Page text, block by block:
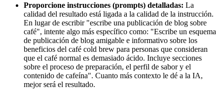
Proporcione instrucciones (prompts) detalladas: La
calidad del resultado está ligada a la calidad de la instrucción.
En lugar de escribir "escribe una publicación de blog sobre
café", intente algo más específico como: "Escribe un esquema
de publicación de blog amigable e informativo sobre los
beneficios del café cold brew para personas que consideran
que el café normal es demasiado ácido. Incluye secciones
sobre el proceso de preparación, el perfil de sabor y el
contenido de cafeína". Cuanto más contexto le dé a la IA,
mejor será el resultado.